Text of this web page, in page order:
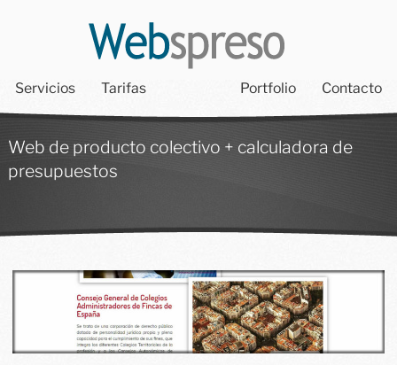
Servicios Tarifas Portfolio Contacto
Web de producto colectivo + calculadora de
presupuestos